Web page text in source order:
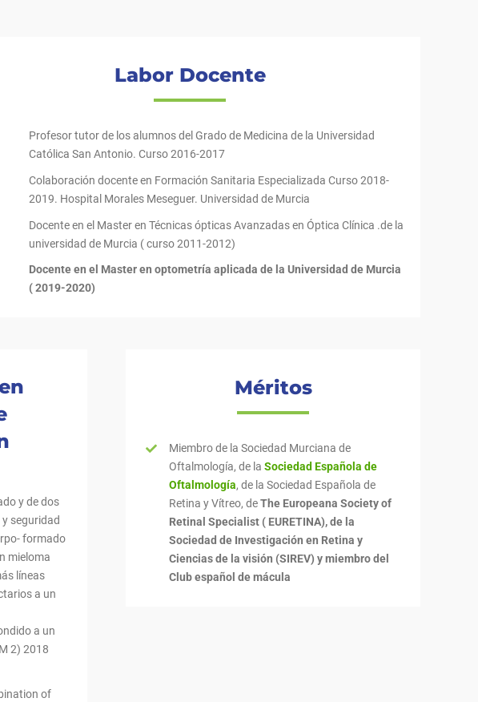
Labor Docente
Profesor tutor de los alumnos del Grado de Medicina de la Universidad
Católica San Antonio. Curso 2016-2017
Colaboración docente en Formación Sanitaria Especializada Curso 2018-
2019. Hospital Morales Meseguer. Universidad de Murcia
Docente en el Master en Técnicas ópticas Avanzadas en Óptica Clínica .de la
universidad de Murcia ( curso 2011-2012)
Docente en el Master en optometría aplicada de la Universidad de Murcia
( 2019-2020)
y de dos
seguridad
formado
mieloma
líneas
a un
a un
2) 2018
of
Méritos
Miembro de la Sociedad Murciana de
Oftalmología, de la Sociedad Española de
Oftalmología, de la Sociedad Española de
Retina y Vítreo, deThe Europeana Society of
Retinal Specialist ( EURETINA), de la
Sociedad de Investigación en Retina y
Ciencias de la visión (SIREV) y miembro del
Club español de mácula